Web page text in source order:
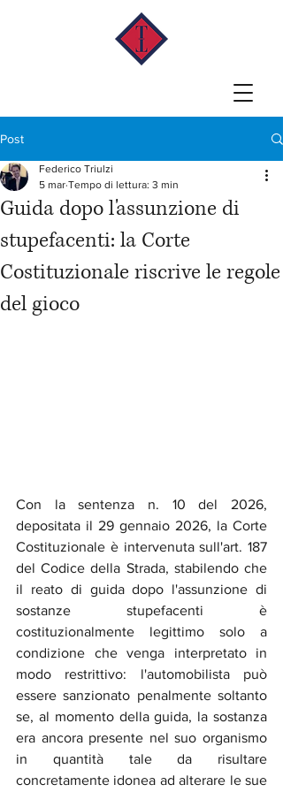
Post
Guida dopo l'assunzione di
stupefacenti: la Corte
Costituzionale riscrive le regole
del gioco
Federico Triulzi
5 mar Tempo di lettura: 3 min
Con la sentenza n. 10 del 2026,
depositata il 29 gennaio 2026, la Corte
Costituzionale è intervenuta sull'art. 187
del Codice della Strada, stabilendo che
il reato di guida dopo l'assunzione di
sostanze stupefacenti è
costituzionalmente legittimo solo a
condizione che venga interpretato in
modo restrittivo: l'automobilista può
essere sanzionato penalmente soltanto
se, al momento della guida, la sostanza
era ancora presente nel suo organismo
in quantità tale da risultare
concretamente idonea ad alterare le sue